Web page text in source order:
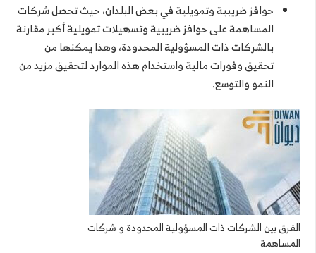
حوافز ضريبية وتمويلية في بعض البلدان، حيث تحصل شركات
المساهمة على حوافز ضريبية وتسهيلات تمويلية أكبر مقارنة
بالشركات ذات المسؤولية المحدودة، وهذا يمكنها من
تحقيق وفورات مالية واستخدام هذه الموارد لتحقيق مزيد من
النمو والتوسع.
الفرق بين الشركات ذات المسؤولية المحدودة و شركات
المساهمة